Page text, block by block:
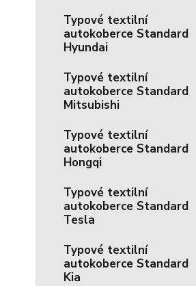
Typové textilní
autokoberce Standard
Hyundai
Typové textilní
autokoberce Standard
Mitsubishi
Typové textilní
autokoberce Standard
Hongqi
Typové textilní
autokoberce Standard
Tesla
Typové textilní
autokoberce Standard
Kia